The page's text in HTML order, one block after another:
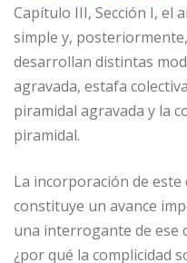
Capítulo III, Sección I, el
simple y,
desarrollan distintas
agravada, estafa
piramidal agravada y la
piramidal.
La incorporación de
constituye un avance
una interrogante de ese
¿por qué la complicidad